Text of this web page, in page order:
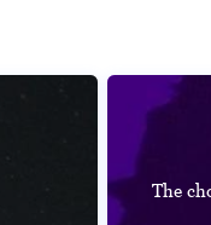
The